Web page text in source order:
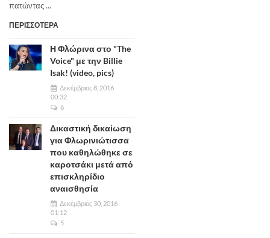
πατώντας ...
ΠΕΡΙΣΣΟΤΕΡΑ
Η Φλώρινα στο "The
Voice" με την Billie
Isak! (video, pics)
Δεκέμβριος 8, 2016
00:32
6
Δικαστική δικαίωση
για Φλωρινιώτισσα
που καθηλώθηκε σε
καροτσάκι μετά από
επισκληρίδιο
αναισθησία
Δεκέμβριος 30, 2016
01:12
5